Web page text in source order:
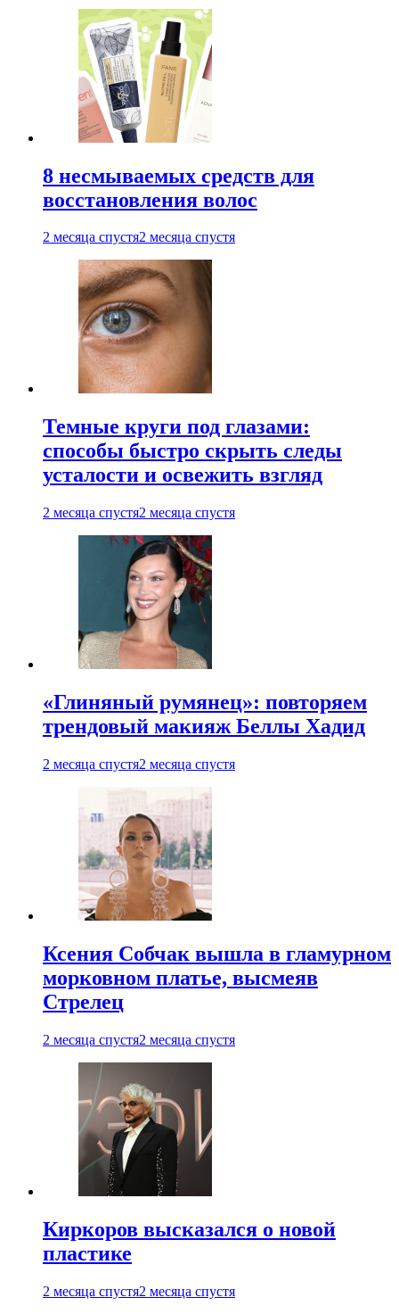
8 несмываемых средств для
восстановления волос
2 месяца спустя2 месяца спустя
Темные круги под глазами:
способы быстро скрыть следы
усталости и освежить взгляд
2 месяца спустя2 месяца спустя
«Глиняный румянец»: повторяем
трендовый макияж Беллы Хадид
2 месяца спустя2 месяца спустя
Ксения Собчак вышла в гламурном
морковном платье, высмеяв
Стрелец
2 месяца спустя2 месяца спустя
Киркоров высказался о новой
пластике
2 месяца спустя2 месяца спустя